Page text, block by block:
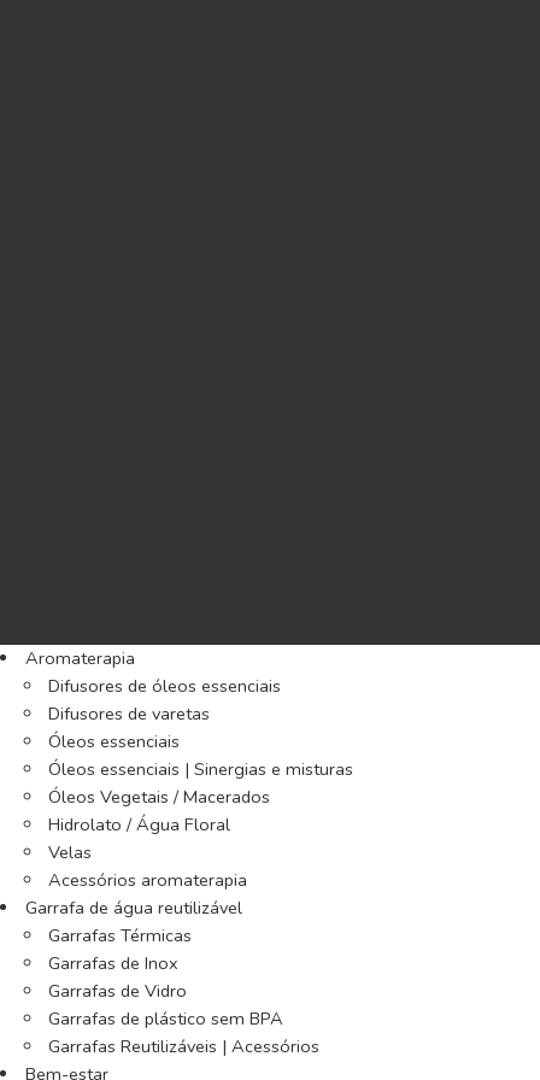
Aromaterapia
Difusores de óleos essenciais
Difusores de varetas
Óleos essenciais
Óleos essenciais | Sinergias e misturas
Óleos Vegetais / Macerados
Hidrolato / Água Floral
Velas
Acessórios aromaterapia
Garrafa de água reutilizável
Garrafas Térmicas
Garrafas de Inox
Garrafas de Vidro
Garrafas de plástico sem BPA
Garrafas Reutilizáveis | Acessórios
Bem-estar